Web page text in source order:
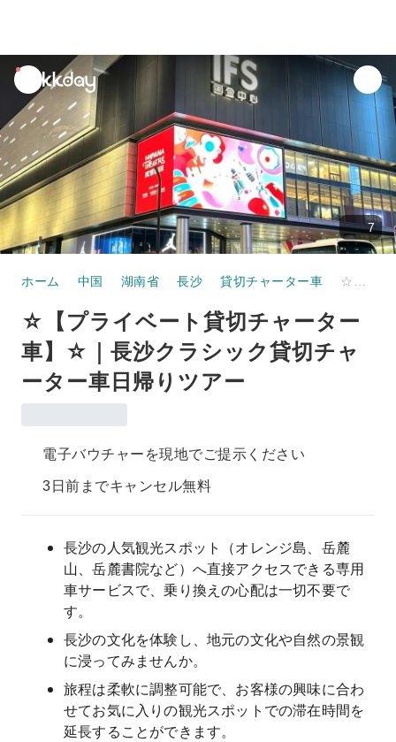
unread
notifications
7
ホーム 中国 湖南省 長沙 貸切チャーター車
☆【プライベート貸切チャーター
車】☆｜長沙クラシック貸切チャ
ーター車日帰りツアー
電子バウチャーを現地でご提示ください
3日前までキャンセル無料
長沙の人気観光スポット（オレンジ島、岳麓
山、岳麓書院など）へ直接アクセスできる専用
車サービスで、乗り換えの心配は一切不要で
す。
長沙の文化を体験し、地元の文化や自然の景観
に浸ってみませんか。
旅程は柔軟に調整可能で、お客様の興味に合わ
せてお気に入りの観光スポットでの滞在時間を
延長することができます。